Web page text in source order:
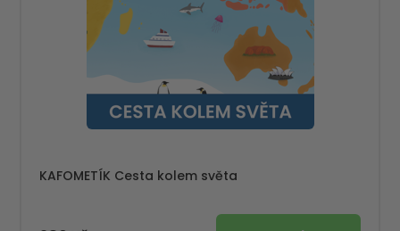
KAFOMETÍK Cesta kolem světa